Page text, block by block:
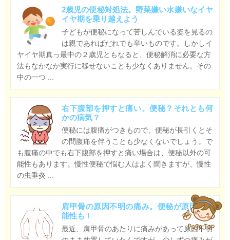
2歳児の便秘対処法。野菜嫌い水嫌いなイヤ
イヤ期を乗り越えよう
子どもが便秘になって苦しんでいる姿を見るの
は親であればだれでも辛いものです。しかしイ
ヤイヤ期真っ最中の２歳児ともなると、便秘解消に必要な方
法もなかなか実行に移せないことも少なくありません。その
中の一つ ...
右下腹部を押すと痛い。便秘？それとも何
かの病気？
便秘には腹痛がつきもので、便秘が長引くとそ
の間腹痛を伴うことも少なくないでしょう。で
も腹痛の中でも右下腹部を押すと痛い場合は、便秘以外の可
能性もあります。慢性便秘で悩む人はよく聞きますが、慢性
の虫垂炎 ...
肩甲骨の原因不明の痛み。便秘が原因の可
能性も！
最近、肩甲骨のあたりに痛みがあって原因不明